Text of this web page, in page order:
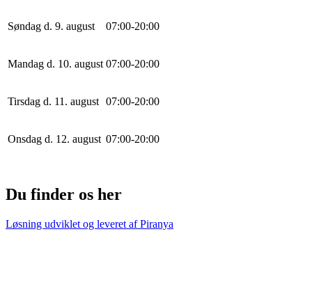
Søndag d. 9. august 07:00-20:00
Mandag d. 10. august 07:00-20:00
Tirsdag d. 11. august 07:00-20:00
Onsdag d. 12. august 07:00-20:00
Du finder os her
Løsning udviklet og leveret afPiranya